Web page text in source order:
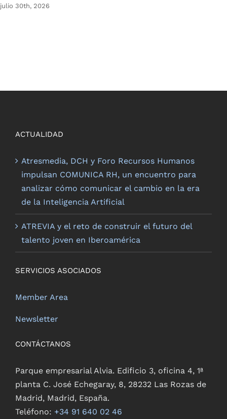
julio 30th, 2026
ACTUALIDAD
Atresmedia, DCH y Foro Recursos Humanos
impulsan COMUNICA RH, un encuentro para
analizar cómo comunicar el cambio en la era
de la Inteligencia Artificial
ATREVIA y el reto de construir el futuro del
talento joven en Iberoamérica
SERVICIOS ASOCIADOS
Member Area
Newsletter
CONTÁCTANOS
Parque empresarial Alvia. Edificio 3, oficina 4, 1ª
planta C. José Echegaray, 8, 28232 Las Rozas de
Madrid, Madrid, España.
Teléfono: +34 91 640 02 46